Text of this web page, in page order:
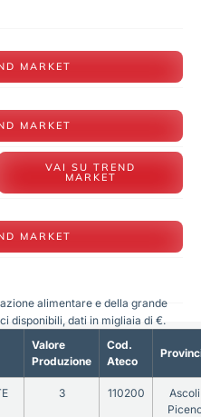
MARKET
MARKET
VAI SU TREND
MARKET
MARKET
Valore
Produzione
Cod.
Ateco
3 110200
Ascoli
alimentare e della grande
disponibili, dati in migliaia di €.